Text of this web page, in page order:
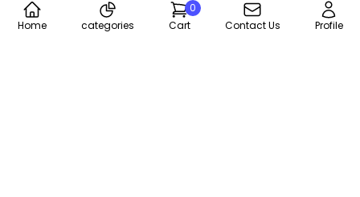
Home categories
0
Cart
Contact Us Profile